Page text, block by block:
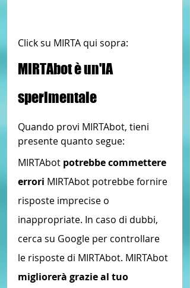
Click su MIRTA qui sopra:
MIRTAbot è un'IA
sperimentale
Quando provi MIRTAbot, tieni
presente quanto segue:
MIRTAbot potrebbe commettere
errori MIRTAbot potrebbe fornire
risposte imprecise o
inappropriate. In caso di dubbi,
cerca su Google per controllare
le risposte di MIRTAbot. MIRTAbot
migliorerà grazie al tuo